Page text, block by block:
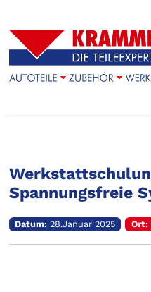
Spannungsfreie
Datum:28.Januar 2025 Ort: